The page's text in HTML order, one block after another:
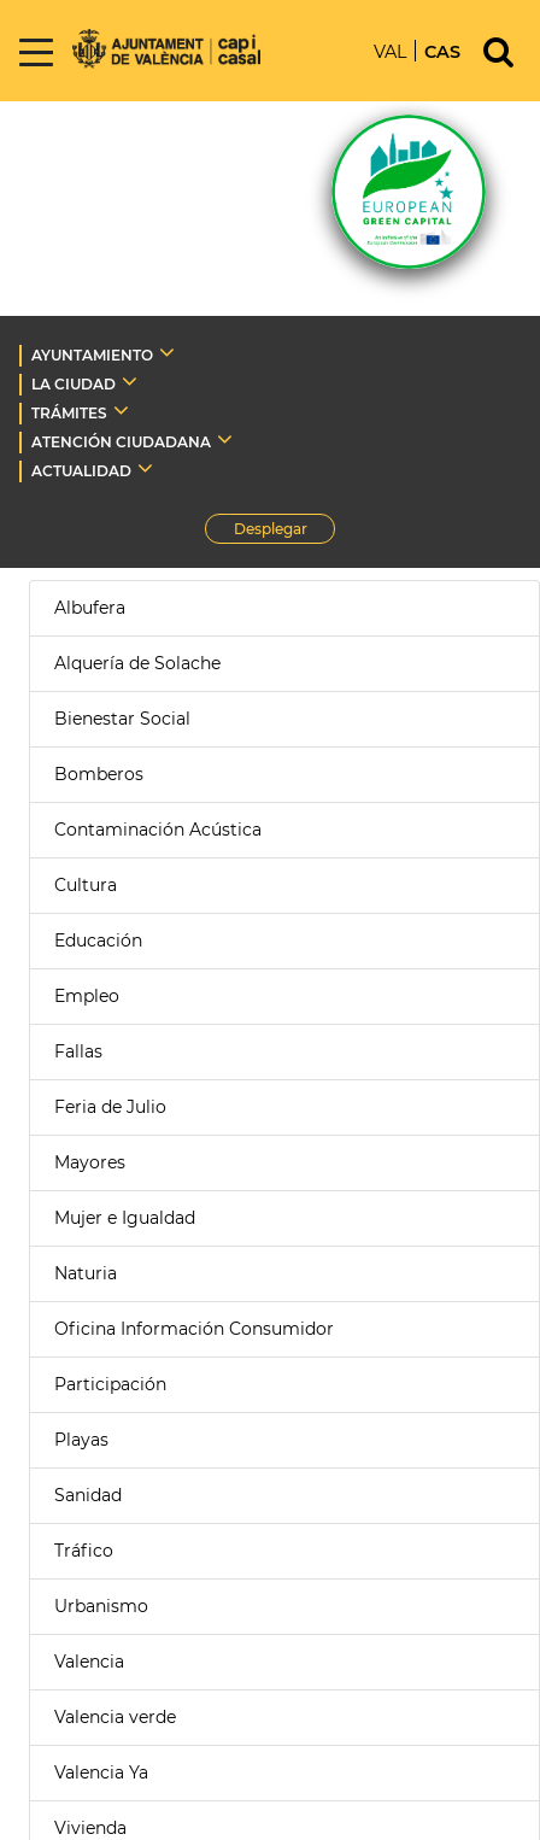
VAL CAS
AYUNTAMIENTO
LA CIUDAD
TRÁMITES
ATENCIÓN CIUDADANA
ACTUALIDAD
Desplegar
Albufera
Alquería de Solache
Bienestar Social
Bomberos
Contaminación Acústica
Cultura
Educación
Empleo
Fallas
Feria de Julio
Mayores
Mujer e Igualdad
Naturia
Oficina Información Consumidor
Participación
Playas
Sanidad
Tráfico
Urbanismo
Valencia
Valencia verde
Valencia Ya
Vivienda